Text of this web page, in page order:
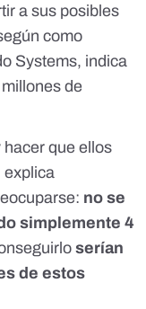
a sus posibles
como
Systems, indica
de
hacer que ellos
explica
no se
simplemente 4
serían
de estos